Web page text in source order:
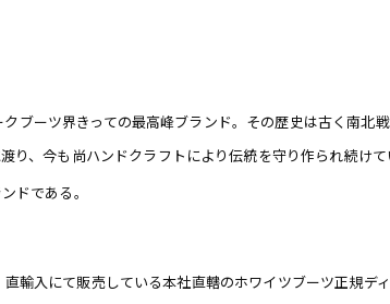
ブーツ界きっての最高峰ブランド。その歴史は古く南北
り、今も尚ハンドクラフトにより伝統を守り作られ続け
ドである。
入にて販売している本社直轄のホワイツブーツ正規デ